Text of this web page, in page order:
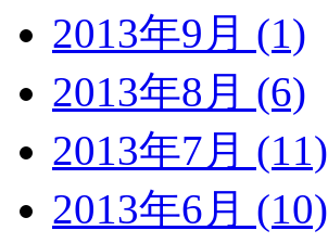
2013年9月 (1)
2013年8月 (6)
2013年7月 (11)
2013年6月 (10)